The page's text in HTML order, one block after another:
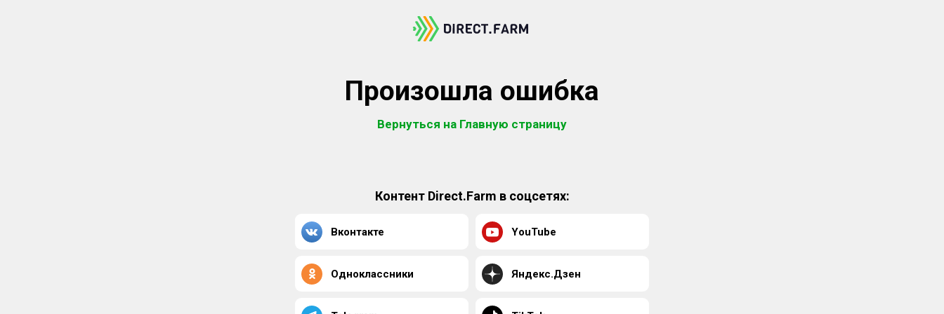
Произошла ошибка
Вернуться на Главную страницу
Контент Direct.Farm в соцсетях:
Вконтакте YouTube
Одноклассники Яндекс.Дзен